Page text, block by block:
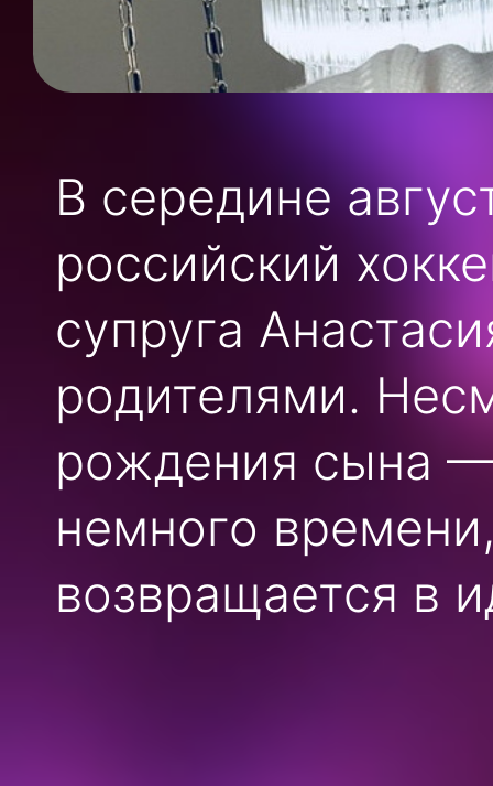
В середине
российский
супруга
родителями.
рождения сына
немного
возвращается в